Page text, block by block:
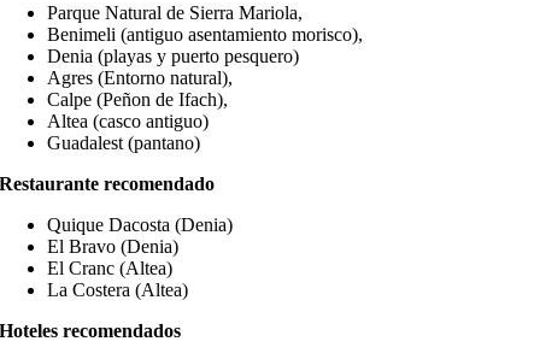
Parque Natural de Sierra Mariola,
Benimeli (antiguo asentamiento morisco),
Denia (playas y puerto pesquero)
Agres (Entorno natural),
Calpe (Peñon deIfach),
Altea (casco antiguo)
Guadalest (pantano)
Restaurante recomendado
Quique Dacosta (Denia)
El Bravo (Denia)
El Cranc (Altea)
La Costera (Altea)
Hoteles recomendados